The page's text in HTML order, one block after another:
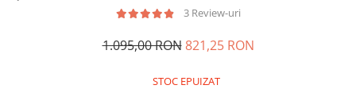
3 Review-uri
1.095,00 RON 821,25 RON
STOC EPUIZAT